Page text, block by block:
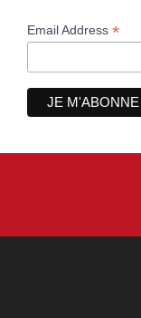
Email Address *